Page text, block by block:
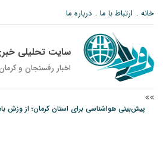
خانه ارتباط با ما درباره ما
سایت تحلیلی
اخبار رفسنجان و
پیش‌بینی هواشناسی برای استان کرمان؛ از وزش